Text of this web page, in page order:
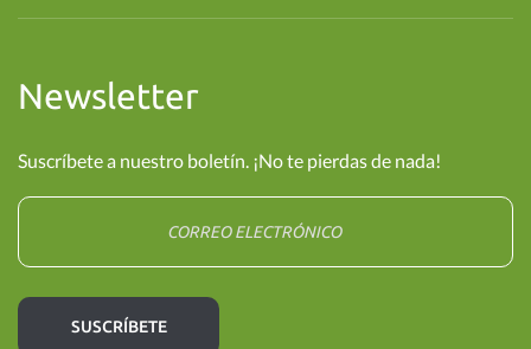
Newsletter
Suscríbete a nuestro boletín. ¡No te pierdas de nada!